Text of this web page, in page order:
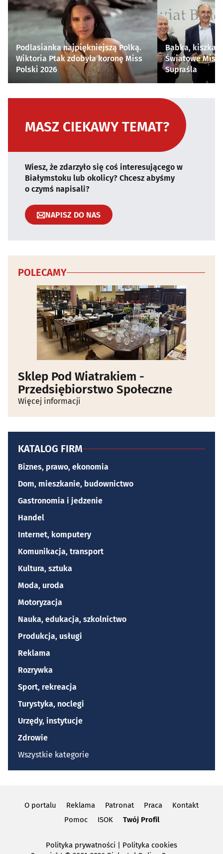
Podlasianka najpiękniejszą Polką.
Wiktoria Ptak zdobyła koronę Miss
Polski 2026
Babka, kiszka i
Światowe
Supraśla
MASZ CIEKAWY TEMAT?
Wiesz, że zdarzyło się coś interesującego w
Białymstoku lub okolicy? Chcesz abyśmy
o czymś napisali?
NAPISZ DO NAS
POLECAMY
Sklep Pod Wiatrakiem -
Przedsiębiorstwo Społeczne
Więcej informacji
KATALOG FIRM
Biznes, prawo, ekonomia
Dom, mieszkanie, budownictwo
Gastronomia i jedzenie
Handel
Internet, komputery
Komunikacja, transport
Kultura, sztuka
Moda, uroda
Motoryzacja
Nauka, edukacja, szkolnictwo
Produkcja, usługi
Reklama
Rozrywka
Sport, rekreacja
Turystyka, noclegi
Urzędy, instytucje
Zdrowie
Wszystkie kategorie
O portalu Reklama Patronat Praca
Kontakt
Pomoc
ISOK Twój Profil
Polityka prywatności
Polityka cookies